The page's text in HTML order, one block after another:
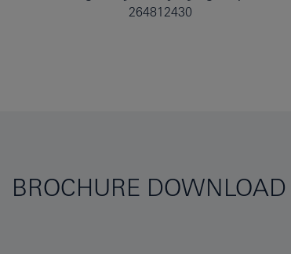
264812430
BROCHURE DOWNLOAD